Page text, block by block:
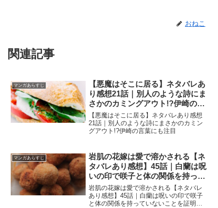
おねこ
関連記事
マンガあらすじ
【悪魔はそこに居る】ネタバレあ
り感想21話｜別人のような詩にま
さかのカミングアウト!?伊崎の言
葉にも注目
【悪魔はそこに居る】ネタバレあり感想
21話｜別人のような詩にまさかのカミン
グアウト!?伊崎の言葉にも注目
マンガあらすじ
岩肌の花嫁は愛で溶かされる【ネ
タバレあり感想】45話｜白蘭は呪
いの印で咲子と体の関係を持って
いないことを証明する！
岩肌の花嫁は愛で溶かされる【ネタバレ
あり感想】45話｜白蘭は呪いの印で咲子
と体の関係を持っていないことを証明す